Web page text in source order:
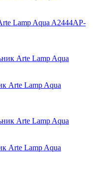
Lamp Aqua A2444AP-
Arte Lamp Aqua
Arte Lamp Aqua